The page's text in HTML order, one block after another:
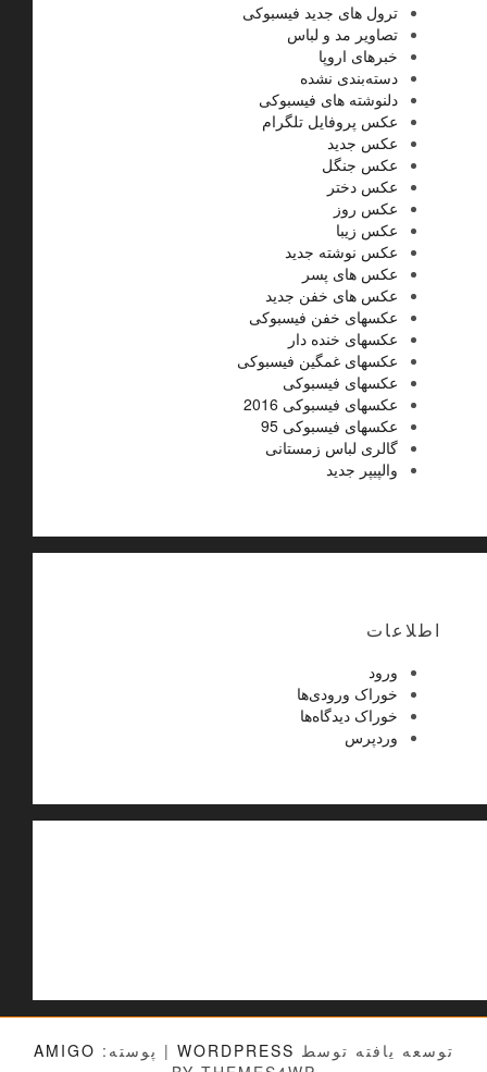
ترول های جدید فیسبوکی
تصاویر مد و لباس
خبرهای اروپا
دسته‌بندی نشده
دلنوشته های فیسبوکی
عکس پروفایل تلگرام
عکس جدید
عکس جنگل
عکس دختر
عکس روز
عکس زیبا
عکس نوشته جدید
عکس های پسر
عکس های خفن جدید
عکسهای خفن فیسبوکی
عکسهای خنده دار
عکسهای غمگین فیسبوکی
عکسهای فیسبوکی
عکسهای فیسبوکی 2016
عکسهای فیسبوکی 95
گالری لباس زمستانی
والپیپر جدید
اطلاعات
ورود
خوراک ورودی‌ها
خوراک دیدگاه‌ها
وردپرس
توسعه یافته توسط WORDPRESS
| پوسته: AMIGO